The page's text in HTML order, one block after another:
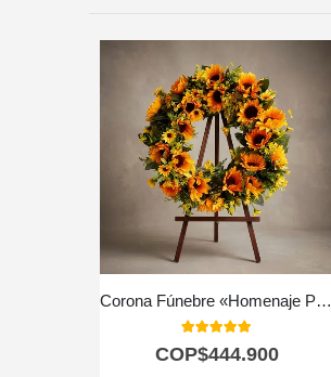
Corona Fúnebre «Homenaje Perpetuo Abraham» para un Último Adiós 🕊️
5.00
COP$444.900